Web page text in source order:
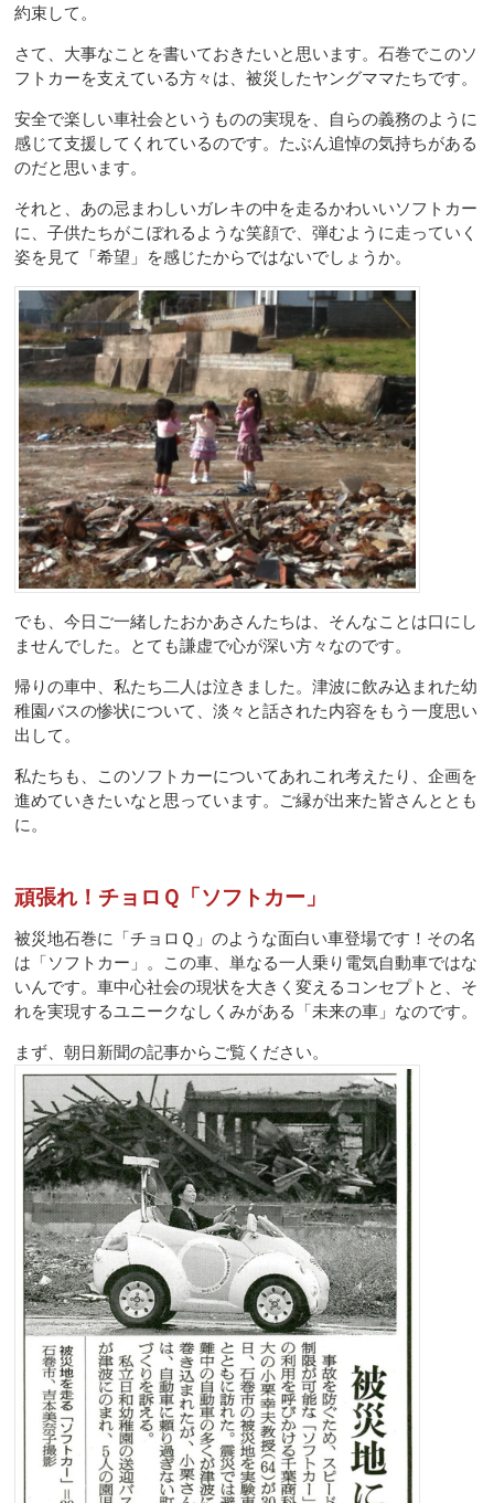
約束して。
さて、大事なことを書いておきたいと思います。石巻でこのソ
フトカーを支えている方々は、被災したヤングママたちです。
安全で楽しい車社会というものの実現を、自らの義務のように
感じて支援してくれているのです。たぶん追悼の気持ちがある
のだと思います。
それと、あの忌まわしいガレキの中を走るかわいいソフトカー
に、子供たちがこぼれるような笑顔で、弾むように走っていく
姿を見て「希望」を感じたからではないでしょうか。
でも、今日ご一緒したおかあさんたちは、そんなことは口にし
ませんでした。とても謙虚で心が深い方々なのです。
帰りの車中、私たち二人は泣きました。津波に飲み込まれた幼
稚園バスの惨状について、淡々と話された内容をもう一度思い
出して。
私たちも、このソフトカーについてあれこれ考えたり、企画を
進めていきたいなと思っています。ご縁が出来た皆さんととも
に。
頑張れ！チョロＱ「ソフトカー」
被災地石巻に「チョロＱ」のような面白い車登場です！その名
は「ソフトカー」。この車、単なる一人乗り電気自動車ではな
いんです。車中心社会の現状を大きく変えるコンセプトと、そ
れを実現するユニークなしくみがある「未来の車」なのです。
まず、朝日新聞の記事からご覧ください。